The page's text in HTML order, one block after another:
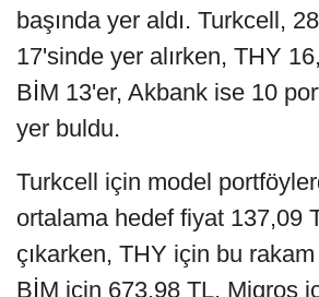
başında yer aldı. Turkcell,
17'sinde yer alırken, THY
BİM 13'er, Akbank ise 10
yer buldu.
Turkcell için model
ortalama hedef fiyat 137,09
çıkarken, THY için bu
BİM için 673,98 TL, Migros